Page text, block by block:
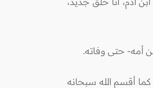
أمه- حتى وفاته.
الحنيف بالوقت؛ حيث تناوله القرآن الكريم في آياتٍ عدة، كما في قوله تعالى:(وسخّر لكم الليل والنهار) [إبراهيم:33]. كما أقسم الله سبحانه